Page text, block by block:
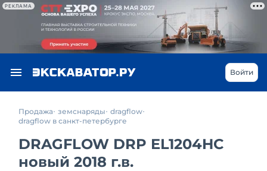
РЕКЛАМА
Войти
Продажа земснаряды dragflow
dragflow в санкт-петербурге
DRAGFLOW DRP EL1204HC
новый 2018 г.в.